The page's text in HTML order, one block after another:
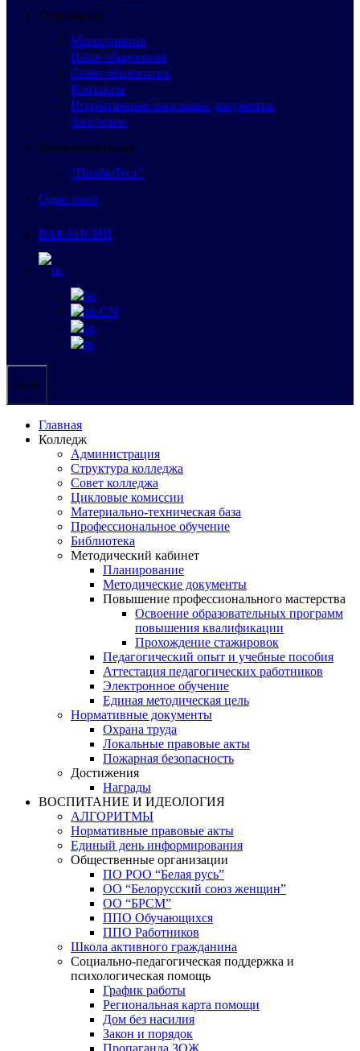
Общежитие
Мероприятия
Наше общежитие
Совет общежития
Контакты
Нормативные локальные документы
Заселение
Профориентация
“ПрофиТест”
Одно окно
ВАКАНСИИ
Меню
Главная
Колледж
Администрация
Структура колледжа
Совет колледжа
Цикловые комиссии
Материально-техническая база
Профессиональное обучение
Библиотека
Методический кабинет
Планирование
Методические документы
Повышение профессионального мастерства
Освоение образовательных программ
повышения квалификации
Прохождение стажировок
Педагогический опыт и учебные пособия
Аттестация педагогических работников
Электронное обучение
Единая методическая цель
Нормативные документы
Охрана труда
Локальные правовые акты
Пожарная безопасность
Достижения
Награды
ВОСПИТАНИЕ И ИДЕОЛОГИЯ
АЛГОРИТМЫ
Нормативные правовые акты
Единый день информирования
Общественные организации
ПО РОО “Белая русь”
ОО “Белорусский союз женщин”
ОО “БРСМ”
ППО Обучающихся
ППО Работников
Школа активного гражданина
Социально-педагогическая поддержка и
психологическая помощь
График работы
Региональная карта помощи
Дом без насилия
Закон и порядок
Пропаганда ЗОЖ